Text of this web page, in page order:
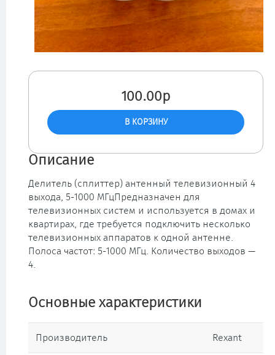
100.00р
Описание
Делитель (сплиттер) антенный телевизионный 4
выхода, 5-1000 МГцПредназначен для
телевизионных систем и используется в домах и
квартирах, где требуется подключить несколько
телевизионных аппаратов к одной антенне.
Полоса частот: 5-1000 МГц. Количество выходов —
4.
Основные характеристики
Производитель Rexant